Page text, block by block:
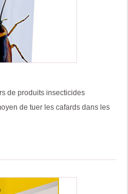
de produits insecticides
de tuer les cafards dans les